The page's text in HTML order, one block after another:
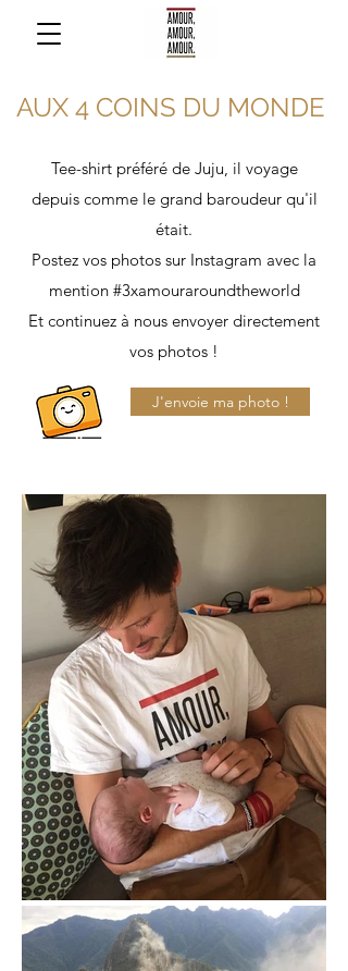
AUX 4 COINS DU MONDE
Tee-shirt préféré de Juju, il voyage
depuis comme le grand baroudeur qu'il
était.
Postez vos photos sur Instagram avec la
mention #3xamouraroundtheworld
Et continuez à nous envoyer directement
vos photos !
J'envoie ma photo !